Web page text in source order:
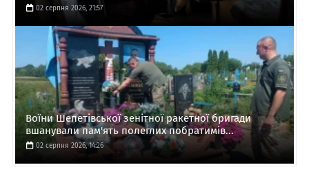
02 серпня 2026, 21:57
Воїни Шепетівської зенітної ракетної бригади
вшанували пам'ять полеглих побратимів...
02 серпня 2026, 14:26